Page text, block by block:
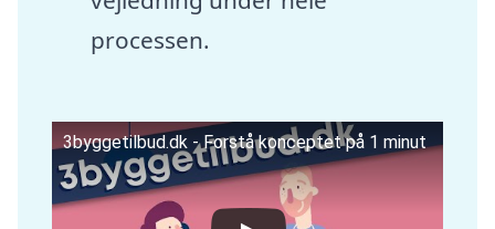
processen.
3byggetilbud.dk - Forstå konceptet på 1 minut